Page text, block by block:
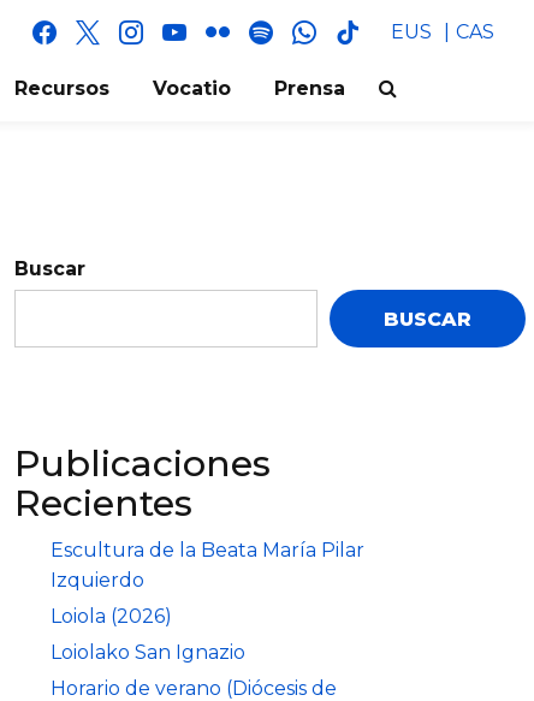
facebook
x instagram
youtube
flickr spotifywhatsapp
tik
EUS CAS
Recursos Vocatio Prensa
Buscar
BUSCAR
Publicaciones
Recientes
Escultura de la Beata María Pilar
Izquierdo
Loiola (2026)
Loiolako San Ignazio
Horario de verano (Diócesis de